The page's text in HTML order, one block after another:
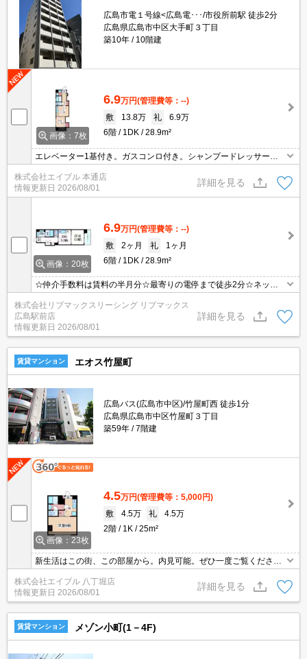
広島市電１号線<広島電･･･/市役所前駅 徒歩2分
広島県広島市中区大手町３丁目
築10年
10階建
画像：7枚
6.9万円(管理費等：--)
敷
13.8万 礼
6.9万
6階
1DK 28.9m²
エレベーター1基付き。ガスコンロ付き。シャンプードレッサー付
料家賃の0.55ヵ月分。近隣駐車場有・300m、月2.2万円(別契約)。
株式会社エイブル 本通店
情報更新日 2026/08/01
詳細を見る
画像：20枚
6.9万円(管理費等：--)
敷
2ヶ月 礼
1ヶ月
6階
1DK 28.9m²
☆仲介手数料は賃料の半月分☆最寄りの電停まで徒歩2分☆ネット
浄便座など人気の室内設備あり☆２口コンロのシステムキッチン☆
モニタ付オートロック完備でセキュリティーは安心☆彡
株式会社リブマックスリーシング リブマックス
広島駅前店
情報更新日 2026/08/01
詳細を見る
賃貸マンション エオス竹屋町
広島バス(広島市中区)/竹屋町西 徒歩1分
広島県広島市中区竹屋町３丁目
築59年
7階建
画像：23枚
4.5万円(管理費等：5,000円)
敷
4.5万 礼
4.5万
2階
1K 25m²
新生活はこの街、この部屋から。内見可能。ぜひ一度ご覧くださ
い。オンライン内見対応可。オンライン契約対応可。ペット可。
株式会社エイブル 八丁堀店
情報更新日 2026/08/01
詳細を見る
賃貸マンション メゾン小町(1－4F)